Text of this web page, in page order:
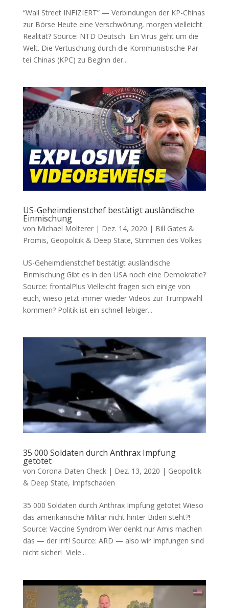
“Wall Street INFIZIERT” — Verbindungen der KP-Chinas
zur Börse Heu­te eine Ver­schwö­rung, mor­gen viel­leicht
Realität? Source: NTD Deutsch Ein Virus geht um die
Welt. Die Ver­tu­schung durch die Kom­mu­nis­ti­sche Par­
tei Chi­nas (KPC) zu Beginn der...
US-Geheimdienstchef bestätigt ausländische
Einmischung
von Michael Molterer| Dez. 14, 2020 | Bill Gates &
Promis, Geopolitik & Deep State, Stimmen des Volkes
US-Geheimdienstchef bestätigt ausländische
Einmischung Gibt es in den USA noch eine Demokratie?
Source: fron­talPlus Viel­leicht fra­gen sich eini­ge von
euch, wie­so jetzt immer wie­der Vide­os zur Trump­wahl
kom­men? Poli­tik ist ein schnell lebi­ger...
35 000 Soldaten durch Anthrax Impfung
getötet
von Corona Daten Check| Dez. 13, 2020 | Geopolitik
& Deep State, Impfschaden
35 000 Soldaten durch Anthrax Impfung getötet Wie­so
das ame­ri­ka­ni­sche Mili­tär nicht hin­ter Biden steht?!
Source: Vac­ci­ne Syndrom Wer denkt nur Amis machen
das — der irrt! Source: ARD — also wir Imp­fun­gen sind
nicht sicher! Vie­le...